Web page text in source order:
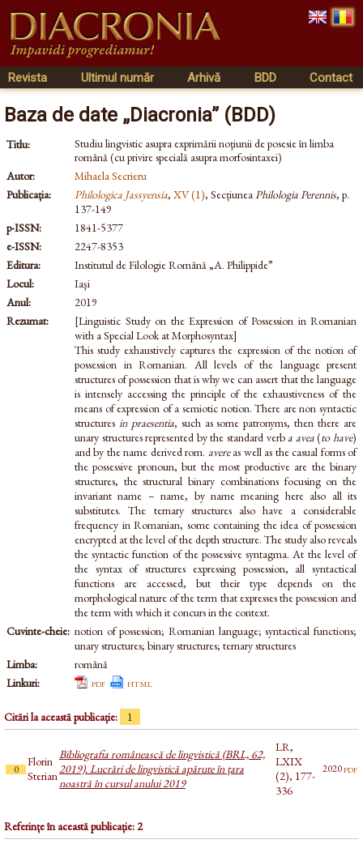
Revista Ultimul număr Arhivă BDD Contact
Baza de date „Diacronia” (BDD)
Titlu:
Studiu lingvistic asupra exprimării noţiunii de posesie în limba
română (cu privire specială asupra morfosintaxei)
Autor:
Mihaela Secrieru
Publicația:
Philologica Jassyensia, XV (1), SecțiuneaPhilologia Perennis, p.
137-149
p-ISSN:
1841-5377
e-ISSN:
2247-8353
Editura:
Institutul de Filologie Română „A. Philippide”
Locul:
Iaşi
Anul:
2019
Rezumat:
[Linguistic Study on the Expression of Possession in Romanian
with a Special Look at Morphosyntax]
This study exhaustively captures the expression of the notion of
possession in Romanian. All levels of the language present
structures of possession that is why we can assert that the language
is intensely accessing the principle of the exhaustiveness of the
means of expression of a semiotic notion. There are non syntactic
structures in praesentia, such as some patronyms, then there are
unary structures represented by the standard verba avea(to have)
and by the name derived rom. avereas well as the casual forms of
the possessive pronoun, but the most productive are the binary
structures, the structural binary combinations focusing on the
invariant name – name, by name meaning here also all its
substitutes. The ternary structures also have a considerable
frequency in Romanian, some containing the idea of possession
encrypted at the level of the depth structure. The study also reveals
the syntactic function of the possessive syntagma. At the level of
the syntax of structures expressing possession, all syntactical
functions are accessed, but their type depends on the
morphological nature of the term that expresses the possession and
the term with which it concurs in the context.
Cuvinte-cheie: notion of possession; Romanian language; syntactical functions;
unary structures; binary structures; ternary structures
Limba:
română
Linkuri:
pdf html
Citări la această publicație: 1
0
Florin
Sterian
Bibliografia românească de lingvistică (BRL, 62,
2019). Lucrări de lingvistică apărute în țara
noastră în cursul anului 2019
LR,
LXIX
(2), 177-
336
2020pdf
Referințe în această publicație: 2